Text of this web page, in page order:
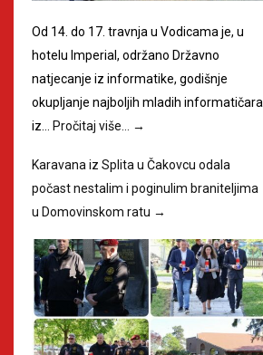
Od 14. do 17. travnja u Vodicama je, u
hotelu Imperial, održano Državno
natjecanje iz informatike, godišnje
okupljanje najboljih mladih informatičara
iz… Pročitaj više… →
Karavana iz Splita u Čakovcu odala
počast nestalim i poginulim braniteljima
u Domovinskom ratu →